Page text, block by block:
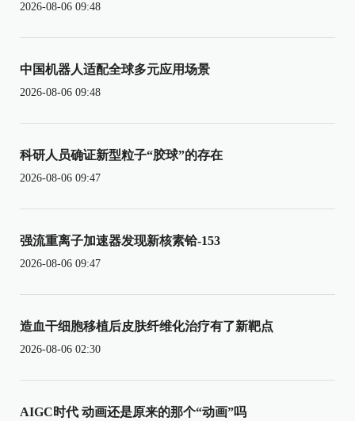
2026-08-06 09:48
中国机器人适配全球多元应用场景
2026-08-06 09:48
科研人员确证新型粒子“胶球”的存在
2026-08-06 09:47
强流重离子加速器发现新核素铪-153
2026-08-06 09:47
造血干细胞移植后皮肤纤维化治疗有了新靶点
2026-08-06 02:30
AIGC时代 动画还是原来的那个“动画”吗